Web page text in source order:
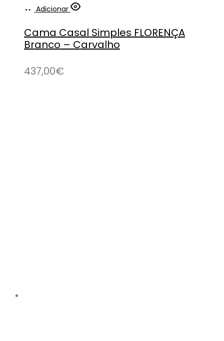
Adicionar
Cama Casal Simples FLORENÇA
Branco – Carvalho
437,00€